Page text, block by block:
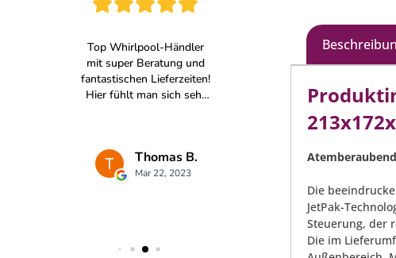
Die
JetPak-
Steuerung, der
Die im